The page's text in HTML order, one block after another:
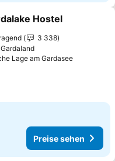
hinzufügen
Hostel
3 338
Lage am GardaseePreise
Preise sehen